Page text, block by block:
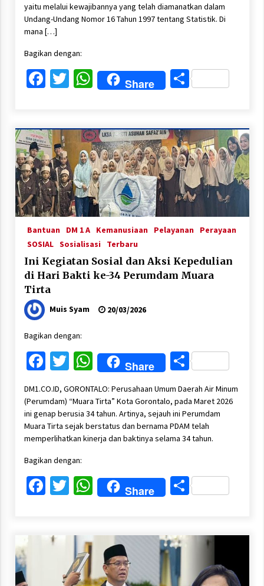
yaitu melalui kewajibannya yang telah diamanatkan dalam
Undang-Undang Nomor 16 Tahun 1997 tentang Statistik. Di
mana […]
Bagikan dengan:
Facebook
Twitter
WhatsApp
Share Share
Bantuan DM 1 A Kemanusiaan Pelayanan
Perayaan
SOSIAL Sosialisasi Terbaru
Ini Kegiatan Sosial dan Aksi Kepedulian
di Hari Bakti ke-34 Perumdam Muara
Tirta
Muis Syam 20/03/2026
Bagikan dengan:
Facebook
Twitter
WhatsApp
Share Share
DM1.CO.ID, GORONTALO: Perusahaan Umum Daerah Air Minum
(Perumdam) “Muara Tirta” Kota Gorontalo, pada Maret 2026
ini genap berusia 34 tahun. Artinya, sejauh ini Perumdam
Muara Tirta sejak berstatus dan bernama PDAM telah
memperlihatkan kinerja dan baktinya selama 34 tahun.
Bagikan dengan:
Facebook
Twitter
WhatsApp
Share Share